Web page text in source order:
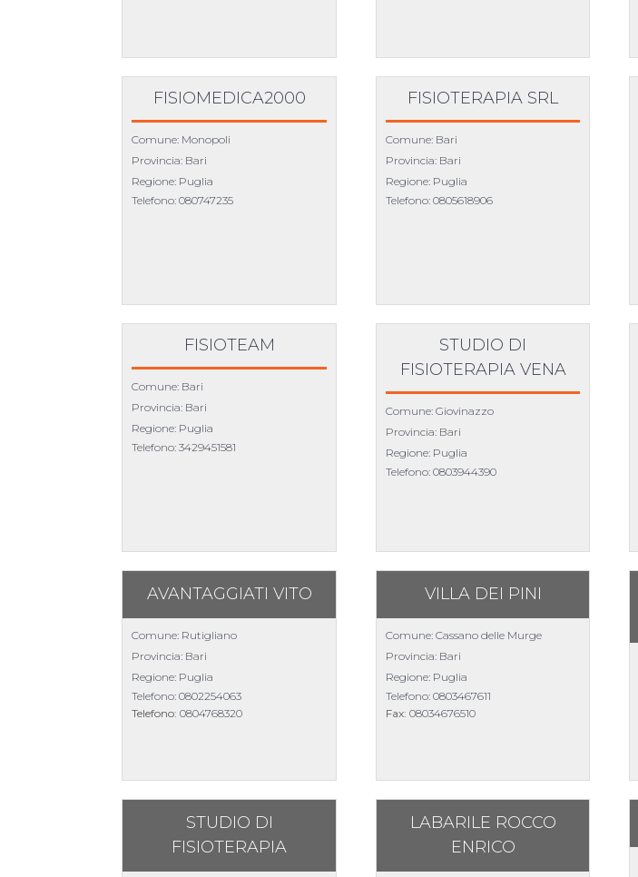
FISIOMEDICA2000
Comune: Monopoli
Provincia: Bari
Regione: Puglia
Telefono:080747235
FISIOTERAPIA SRL
Comune: Bari
Provincia: Bari
Regione: Puglia
Telefono: 0805618906
FISIOTEAM
Comune: Bari
Provincia: Bari
Regione: Puglia
Telefono:3429451581
STUDIO DI
FISIOTERAPIA VENA
Comune: Giovinazzo
Provincia: Bari
Regione: Puglia
Telefono: 0803944390
AVANTAGGIATI VITO
Comune: Rutigliano
Provincia: Bari
Regione: Puglia
Telefono:0802254063
Telefono:0804768320
VILLA DEI PINI
Comune: Cassano delle Murge
Provincia: Bari
Regione: Puglia
Telefono: 0803467611
Fax: 08034676510
STUDIO DI
FISIOTERAPIA
LABARILE ROCCO
ENRICO